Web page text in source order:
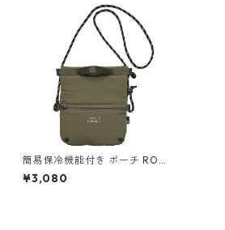
簡易保冷機能付き ポーチ ROO
TOTE Thermo-Keeper 6425
ルートート RT.サーモキーパ
¥3,080